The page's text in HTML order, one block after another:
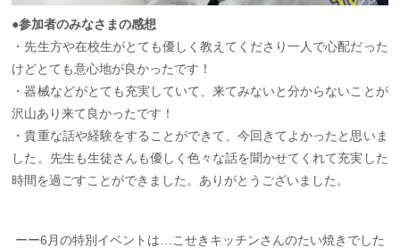
●参加者のみなさまの感想
・先生方や在校生がとても優しく教えてくださり一人で心配だった
けどとても意心地が良かったです！
・器械などがとても充実していて、来てみないと分からないことが
沢山あり来て良かったです！
・貴重な話や経験をすることができて、今回きてよかったと思いま
した。先生も生徒さんも優しく色々な話を聞かせてくれて充実した
時間を過ごすことができました。ありがとうございました。
ーー6月の特別イベントは…こせきキッチンさんのたい焼きでした